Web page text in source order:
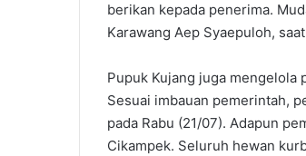
berikan kepada penerima.
Karawang Aep Syaepuloh,
Pupuk Kujang juga mengelola
Sesuai imbauan pemerintah,
pada Rabu (21/07). Adapun
Cikampek. Seluruh hewan